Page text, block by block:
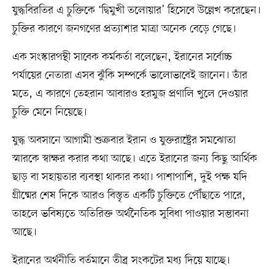
যুদ্ধবিরতির এ চুক্তিকে ‘দ্বিমুখী তলোয়ার’ হিসেবে উল্লেখ করেছেন।
চুক্তির কারণে জনগণের প্রত্যাশার মাত্রা অনেক বেড়ে গেছে।
এক সংস্কারপন্থী সাবেক কর্মকর্তা বলেছেন, ইরানের সর্বোচ্চ
পর্যায়ের নেতারা এসব ঝুঁকি সম্পর্কে ভালোভাবেই জানেন। তাঁর
মতে, এ কারণে তেহরান আবারও হরমুজ প্রণালি খুলে দেওয়ার
চুক্তি মেনে নিয়েছে।
যুদ্ধ অবসানে আগামী শুক্রবার ইরান ও যুক্তরাষ্ট্রের সমঝোতা
স্মারকে স্বাক্ষর করার কথা আছে। এতে ইরানের জন্য কিছু আর্থিক
ছাড় বা সহায়তার ব্যবস্থা থাকার কথা। পাশাপাশি, দুই পক্ষ যদি
গ্রীষ্মের শেষ দিকে আরও বিস্তৃত একটি চুক্তিতে পৌঁছাতে পারে,
তাহলে ভবিষ্যতে অতিরিক্ত অর্থনৈতিক সুবিধা পাওয়ার সম্ভাবনা
আছে।
ইরানের অর্থনীতি বর্তমানে তীব্র সংকটের মধ্য দিয়ে যাচ্ছে।